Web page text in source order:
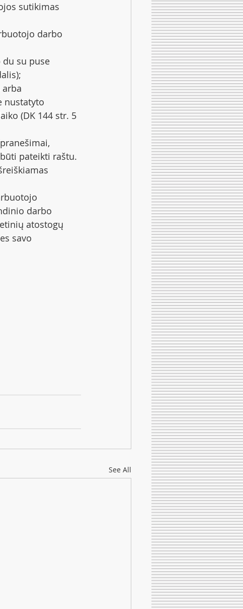
sutikimas
darbo
du su puse
nustatyto
(DK 144 str. 5
pateikti raštu.
darbo
atostogų
savo
See All